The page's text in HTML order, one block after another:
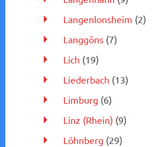
Langenlonsheim (2)
Langgöns(7)
Lich (19)
Liederbach (13)
Limburg (6)
Linz (Rhein) (9)
Löhnberg (29)